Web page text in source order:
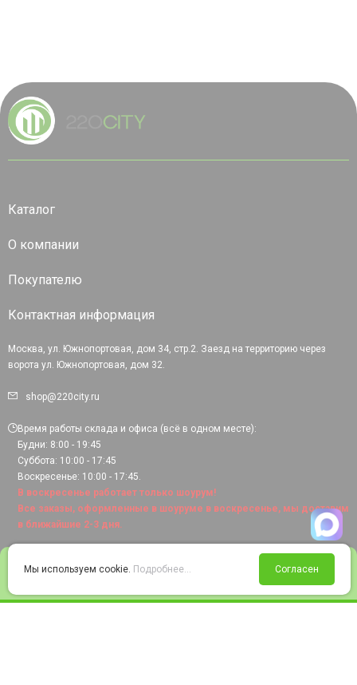
Войти Избранное Корзина
Каталог
О компании
Покупателю
Контактная информация
Москва, ул. Южнопортовая, дом 34, стр.2. Заезд на территорию через
ворота ул. Южнопортовая, дом 32.
shop@220city.ru
Время работы склада и офиса (всё в одном месте):
Будни: 8:00 - 19:45
Суббота: 10:00 - 17:45
Воскресенье: 10:00 - 17:45.
В воскресенье работает только шоурум!
Все заказы, оформленные в шоуруме в воскресенье, мы доставим
в ближайшие 2-3 дня.
Мы используем cookie. Подробнее... Согласен